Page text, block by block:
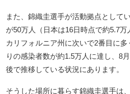
また、錦織圭選手が活動拠点として
が50万人（日本は16日時点で約5.7
カリフォルニア州に次いで2番目に
りの感染者数が約1.5万人に達し、8
後で推移している状況にあります。
そうした場所に暮らす錦織圭選手は